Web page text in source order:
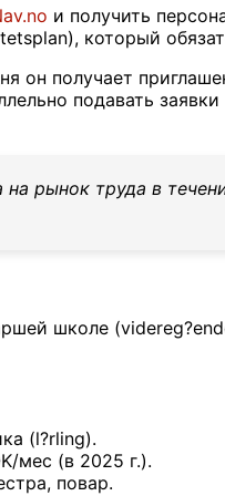
и получить
который
получает
подавать
рынок труда в
школе
(l?rling).
мес (в 2025 г.).
повар.